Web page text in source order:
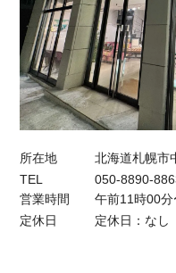
所在地
北海道札幌市
TEL
050-8890-
営業時間
午前11時00
定休日
定休日：なし